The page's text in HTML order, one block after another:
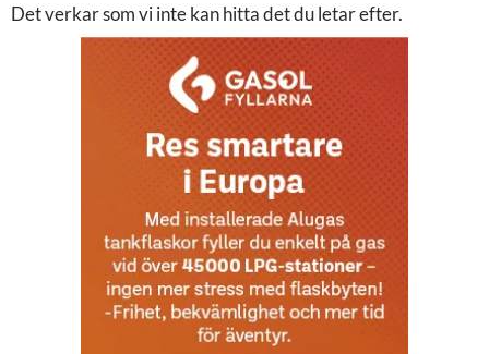
Det verkar som vi inte kan hitta det du letar efter.